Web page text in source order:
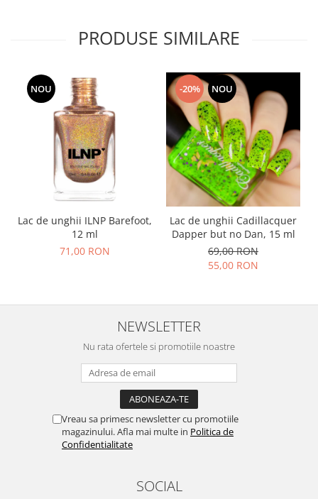
PRODUSE SIMILARE
NOU
Lac de unghii ILNP Barefoot,
12 ml
71,00 RON
-20% NOU
Lac de unghii Cadillacquer
Dapper but no Dan, 15 ml
69,00 RON
55,00 RON
NEWSLETTER
Nu rata ofertele si promotiile noastre
Vreau sa primesc newsletter cu promotiile
magazinului. Afla mai multe in Politica de
Confidentialitate
SOCIAL